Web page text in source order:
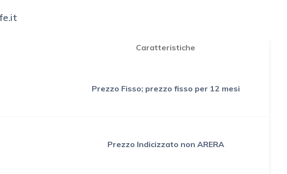
Caratteristiche
Prezzo Fisso; prezzo fisso per 12 mesi
Prezzo Indicizzato non ARERA